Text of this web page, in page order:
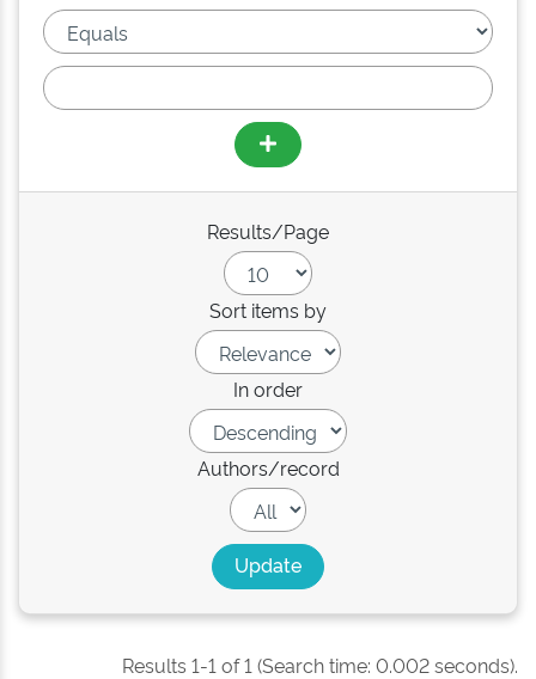
Results/Page
Sort items by
In order
Authors/record
Results 1-1 of 1 (Search time: 0.002 seconds).